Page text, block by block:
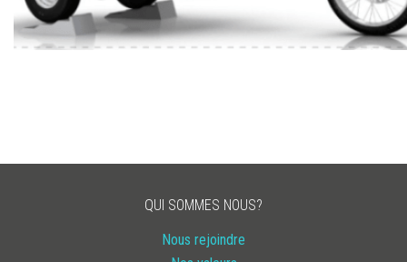
Détrompez-vous ! L’automne est une
MERCI POUR VOS
COMMENTAIRES SI
QUI SOMMES NOUS?
Nous rejoindre